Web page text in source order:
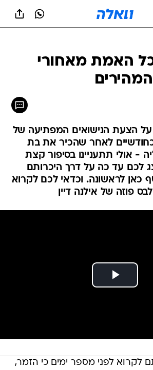
כל האמת מאחורי
הצעת הנישואים המפתיעה של
כחודשיים לאחר שהכיר את בת
- אולי תתעניינו בסיפור קצת
לכם עד כה על דרך היכרותם
כאן לראשונה. וכדאי לכם לקרוא
פוזה של אילנה דיין
לקרוא לפני מספר ימים כי הזמר,